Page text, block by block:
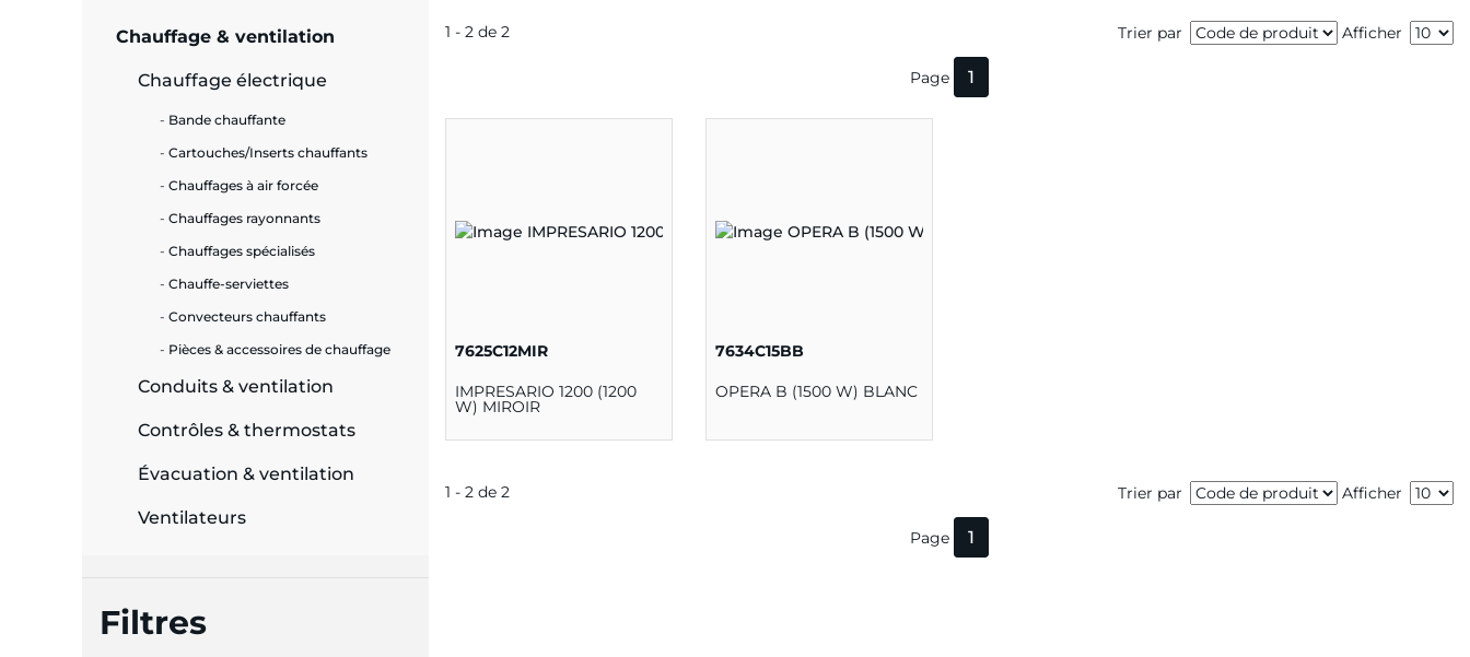
Chauffage & ventilation
Chauffage électrique
Bande chauffante
Cartouches/Inserts chauffants
Chauffages à air forcée
Chauffages rayonnants
Chauffages spécialisés
Chauffe-serviettes
Convecteurs chauffants
Pièces & accessoires de chauffage
Conduits & ventilation
Contrôles & thermostats
Évacuation & ventilation
Ventilateurs
Filtres
1 - 2 de 2 Trier par Afficher
Page 1
7625C12MIR
IMPRESARIO 1200 (1200
W) MIROIR
7634C15BB
OPERA B (1500 W) BLANC
1 - 2 de 2 Trier par Afficher
Page 1